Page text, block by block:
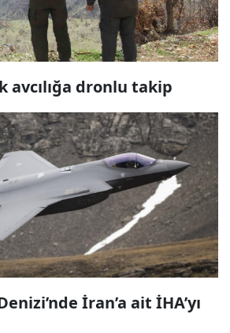
avcılığa dronlu takip
İran’a ait İHA’yı